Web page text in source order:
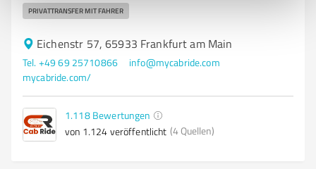
PRIVATTRANSFER MIT FAHRER
Eichenstr 57, 65933 Frankfurt am Main
Tel. +49 69 25710866
info@mycabride.com
mycabride.com/
1.118 Bewertungen
von 1.124 veröffentlicht (4 Quellen)